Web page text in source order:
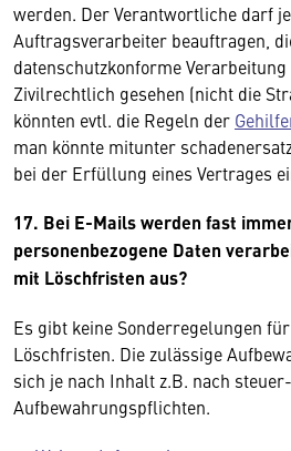
werden. Der Verantwortliche darf
Auftragsverarbeiter beauftragen,
datenschutzkonforme
Zivilrechtlich gesehen (nicht die
könnten evtl. die Regeln der
man könnte mitunter
bei der Erfüllung eines Vertrages
17. Bei E-Mails werden fast
personenbezogene Daten
mit Löschfristen aus?
Es gibt keine Sonderregelungen
Löschfristen. Die zulässige
sich je nach Inhalt z.B. nach
Aufbewahrungspflichten.